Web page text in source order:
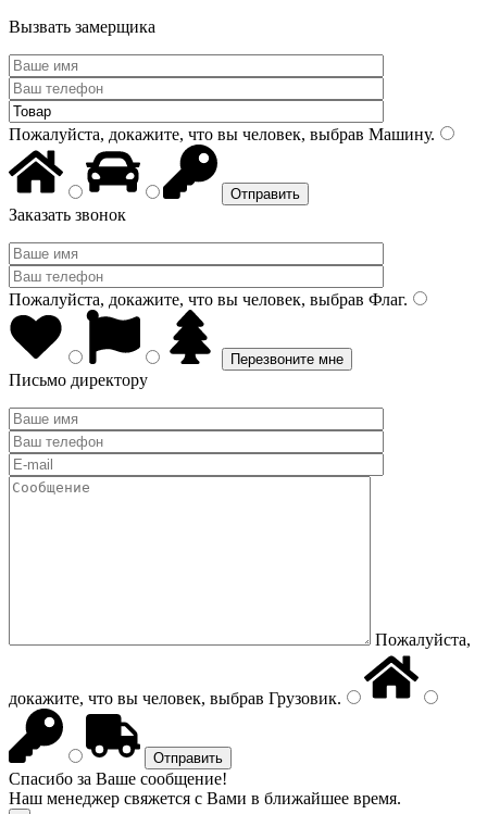
Вызвать замерщика
Пожалуйста, докажите, что вы человек, выбрав Машину.
Заказать звонок
Пожалуйста, докажите, что вы человек, выбрав Флаг.
Письмо директору
Пожалуйста,
докажите, что вы человек, выбрав Грузовик.
Спасибо за Ваше сообщение!
Наш менеджер свяжется с Вами в ближайшее время.